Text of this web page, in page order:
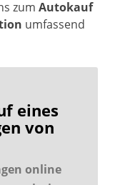
zum Autokauf
umfassend
eines
von
online